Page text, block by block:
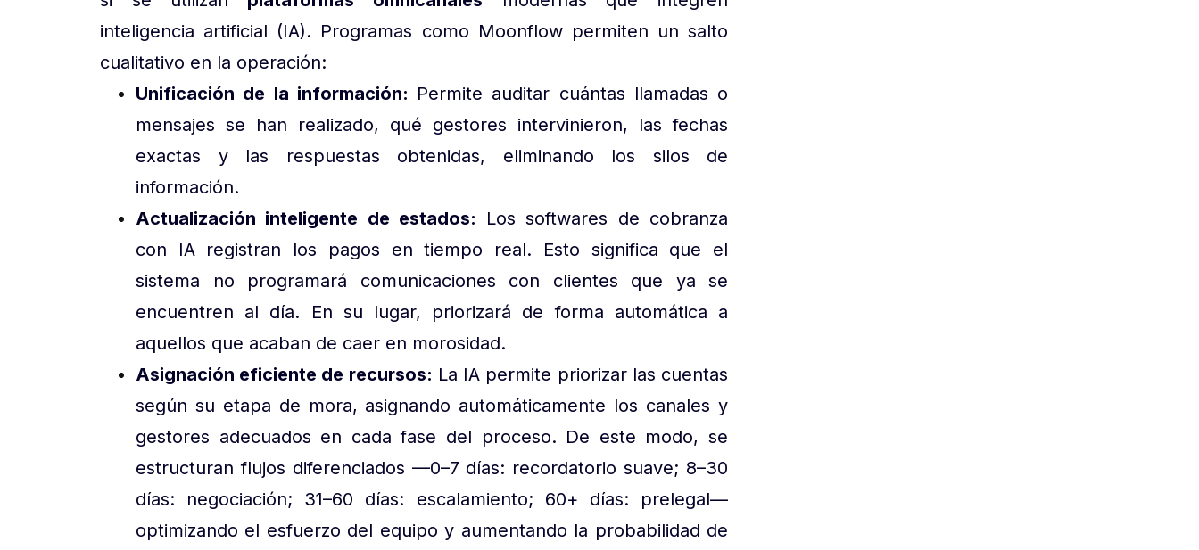
inteligencia artificial (IA). Programas como Moonflow permiten un salto
cualitativo en la operación:
Unificación de la información: Permite auditar cuántas llamadas o
mensajes se han realizado, qué gestores intervinieron, las fechas
exactas y las respuestas obtenidas, eliminando los silos de
información.
Actualización inteligente de estados: Los softwares de cobranza
con IA registran los pagos en tiempo real. Esto significa que el
sistema no programará comunicaciones con clientes que ya se
encuentren al día. En su lugar, priorizará de forma automática a
aquellos que acaban de caer en morosidad.
Asignación eficiente de recursos: La IA permite priorizar las cuentas
según su etapa de mora, asignando automáticamente los canales y
gestores adecuados en cada fase del proceso. De este modo, se
estructuran flujos diferenciados —0–7 días: recordatorio suave; 8–30
días: negociación; 31–60 días: escalamiento; 60+ días: prelegal—
optimizando el esfuerzo del equipo y aumentando la probabilidad de